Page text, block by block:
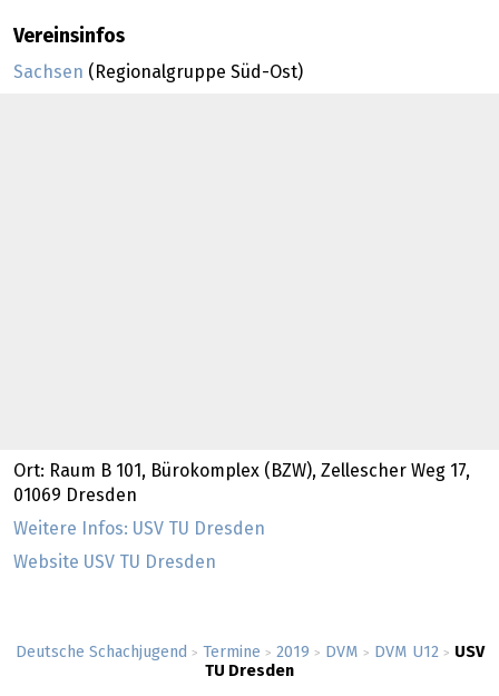
Deutsche Schachjugend > Termine > 2019 > DVM > DVM U12 > USV
TU Dresden
Vereinsinfos
Sachsen (Regionalgruppe Süd-Ost)
Ort: Raum B 101, Bürokomplex (BZW), Zellescher Weg 17,
01069 Dresden
Weitere Infos: USV TU Dresden
Website USV TU Dresden